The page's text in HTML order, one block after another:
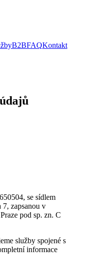
B2BFAQKontakt
se sídlem
7, zapsanou v
pod sp. zn. C
služby spojené s
informace